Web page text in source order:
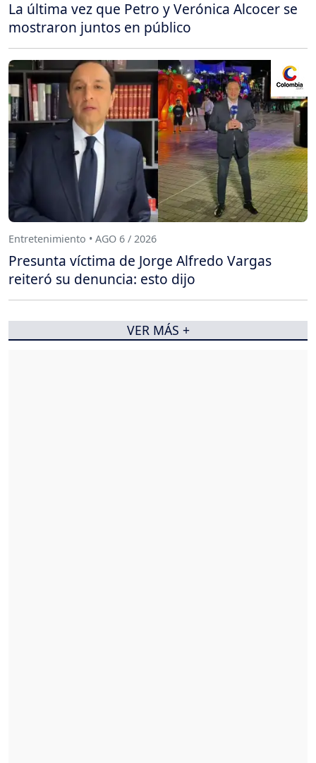
La última vez que Petro y Verónica Alcocer se
mostraron juntos en público
Entretenimiento • AGO 6 / 2026
Presunta víctima de Jorge Alfredo Vargas
reiteró su denuncia: esto dijo
VER MÁS +